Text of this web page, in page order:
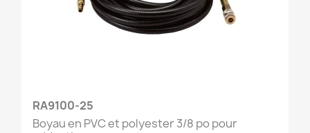
RA9100-25
Boyau en PVC et polyester 3/8 po pour